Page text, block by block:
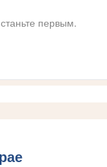
первым.